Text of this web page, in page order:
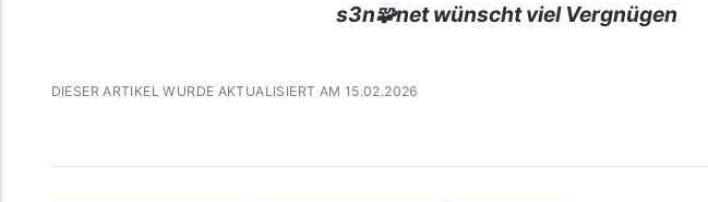
s3n🧩net wünscht viel Vergnügen
DIESER ARTIKEL WURDE AKTUALISIERT AM 15.02.2026